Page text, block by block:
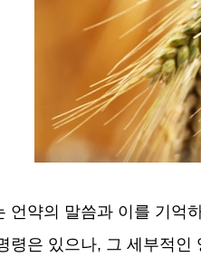
언약의 말씀과 이를 기억
령은 있으나, 그 세부적인